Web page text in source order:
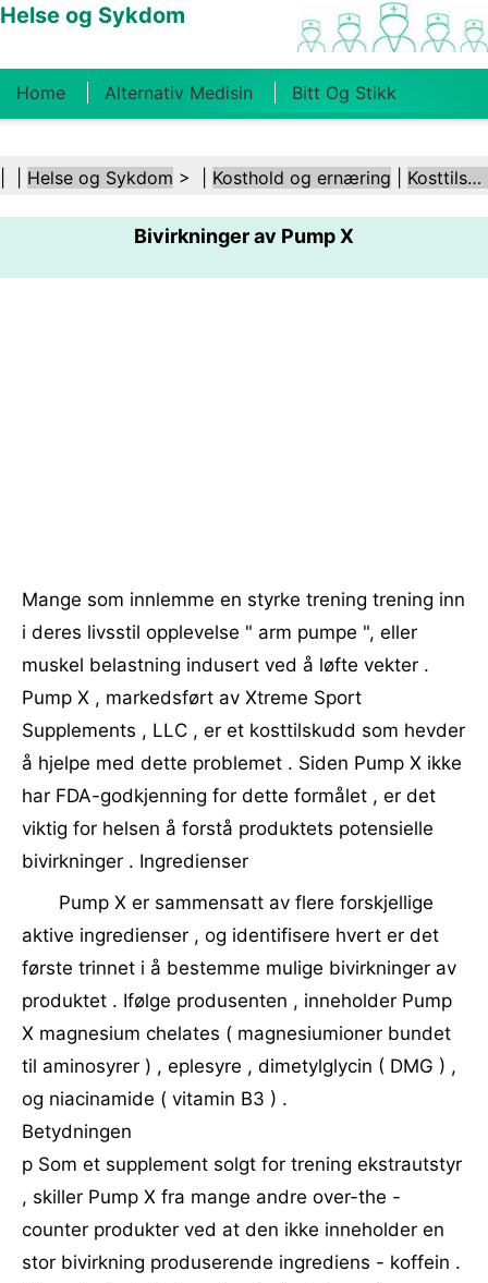
Helse og Sykdom
Home Alternativ Medisin Bitt Og Stikk
Kosthold Og Ernæring Familiehelse
Psykisk Helse Folkehelse Og
Sikkerhet Kirurgi Og Prosedyrer Helse
Helse og Sykdom > | Kosthold og ernæring Kosttilskudd
Bivirkninger av Pump X
Mange som innlemme en styrke trening trening inn
i deres livsstil opplevelse " arm pumpe ", eller
muskel belastning indusert ved å løfte vekter .
Pump X , markedsført av Xtreme Sport
Supplements , LLC , er et kosttilskudd som hevder
å hjelpe med dette problemet . Siden Pump X ikke
har FDA-godkjenning for dette formålet , er det
viktig for helsen å forstå produktets potensielle
bivirkninger . Ingredienser
Pump X er sammensatt av flere forskjellige
aktive ingredienser , og identifisere hvert er det
første trinnet i å bestemme mulige bivirkninger av
produktet . Ifølge produsenten , inneholder Pump
X magnesium chelates ( magnesiumioner bundet
til aminosyrer ) , eplesyre , dimetylglycin ( DMG ) ,
og niacinamide ( vitamin B3 ) .
Betydningen
p Som et supplement solgt for trening ekstrautstyr
, skiller Pump X fra mange andre over-the -
counter produkter ved at den ikke inneholder en
stor bivirkning produserende ingrediens - koffein .